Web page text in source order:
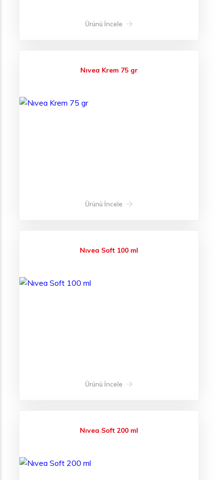
Ürünü İncele
Nıvea Krem 75 gr
Ürünü İncele
Nıvea Soft 100 ml
Ürünü İncele
Nıvea Soft 200 ml